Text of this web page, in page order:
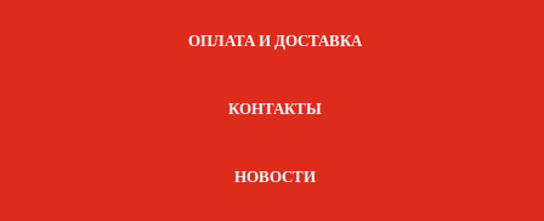
ОПЛАТА И ДОСТАВКА
КОНТАКТЫ
НОВОСТИ